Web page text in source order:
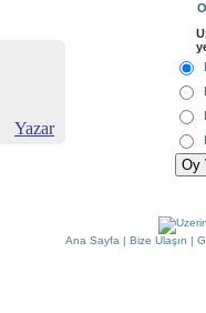
Yazar
Ana Sayfa | Bize Ulaşın |